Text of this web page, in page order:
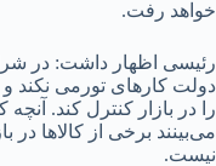
خواهد رفت.
رئیسی اظهار داشت: در
دولت کارهای تورمی نکند
را در بازار کنترل کند.
می‌بینند برخی از کالاها در
نیست.